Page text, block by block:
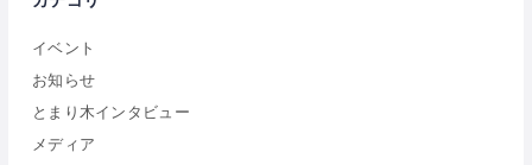
イベント
お知らせ
とまり木インタビュー
メディア